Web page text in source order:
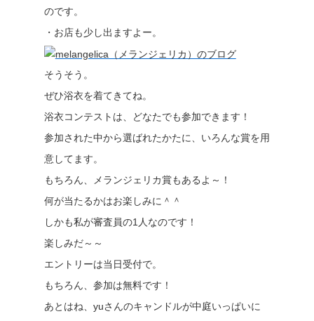
のです。
・お店も少し出ますよー。
そうそう。
ぜひ浴衣を着てきてね。
浴衣コンテストは、どなたでも参加できます！
参加された中から選ばれたかたに、いろんな賞を用
意してます。
もちろん、メランジェリカ賞もあるよ～！
何が当たるかはお楽しみに＾＾
しかも私が審査員の1人なのです！
楽しみだ～～
エントリーは当日受付で。
もちろん、参加は無料です！
あとはね、yuさんのキャンドルが中庭いっぱいに